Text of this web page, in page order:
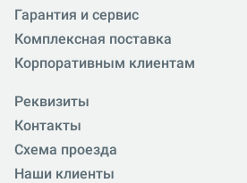
Гарантия и сервис
Комплексная поставка
Корпоративным клиентам
Реквизиты
Контакты
Схема проезда
Наши клиенты